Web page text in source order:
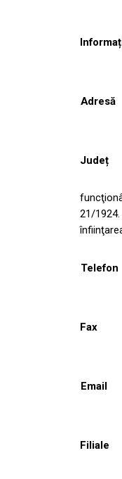
Adresă
Județ
21/1924.
Telefon
Fax
Email
Filiale